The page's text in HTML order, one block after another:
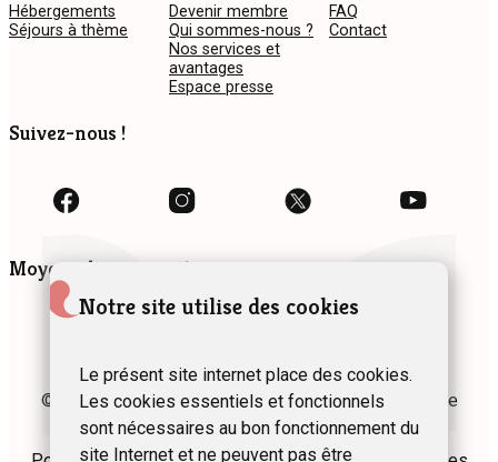
Hébergements
Séjours à thème
Devenir membre
Qui sommes-nous ?
Nos services et
avantages
Espace presse
FAQ
Contact
Suivez-nous !
Moyens de paiement
© 2024 Fédération des Gîtes et Chambres d’hôtes de
Wallonie asbl
Notre site utilise des cookies
Le présent site internet place des cookies.
Les cookies essentiels et fonctionnels
sont nécessaires au bon fonctionnement du
site Internet et ne peuvent pas être